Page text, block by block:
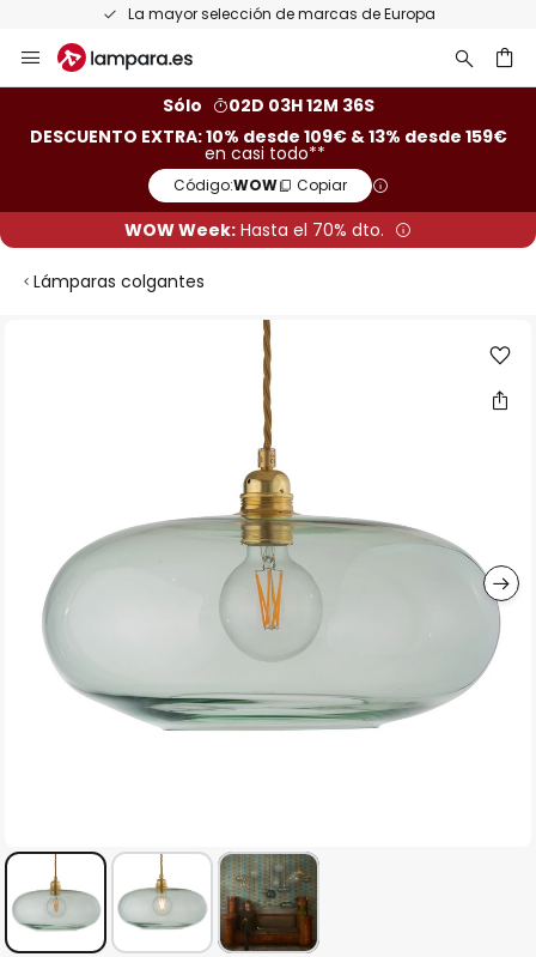
La mayor selección de marcas de Europa
al
Sólo
02D 03H 12M 36S
DESCUENTO EXTRA: 10% desde 109€ & 13% desde 159€
en casi todo**
Código:WOW Copiar
WOW Week: Hasta el 70% dto.
Lámparas colgantes
imágenes